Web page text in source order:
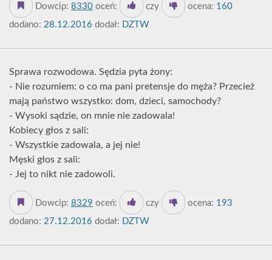
Dowcip: 8330 oceń: czy ocena: 160
dodano: 28.12.2016 dodał: DZTW
Sprawa rozwodowa. Sędzia pyta żony:
- Nie rozumiem: o co ma pani pretensje do męża? Przecież
mają państwo wszystko: dom, dzieci, samochody?
- Wysoki sądzie, on mnie nie zadowala!
Kobiecy głos z sali:
- Wszystkie zadowala, a jej nie!
Męski głos z sali:
- Jej to nikt nie zadowoli.
Dowcip: 8329 oceń: czy ocena: 193
dodano: 27.12.2016 dodał: DZTW